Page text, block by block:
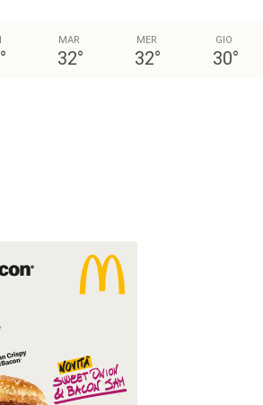
°
MAR
32°
MER
32°
GIO
30°